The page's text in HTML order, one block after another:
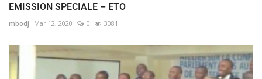
EMISSION SPECIALE – ETO
mbodj Mar 12, 2020 0 3081